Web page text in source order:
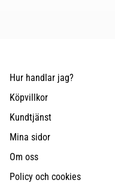
Hur handlar jag?
Köpvillkor
Kundtjänst
Mina sidor
Om oss
Policy och cookies